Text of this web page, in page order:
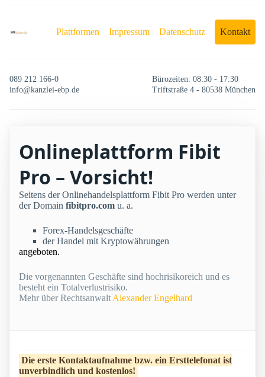
Plattformen Impressum Datenschutz Kontakt
089 212 166-0
info@kanzlei-ebp.de
Bürozeiten: 08:30 - 17:30
Triftstraße 4 - 80538 München
Onlineplattform Fibit
Pro – Vorsicht!
Seitens der Onlinehandelsplattform Fibit Pro werden unter
der Domain fibitpro.com u. a.
Forex-Handelsgeschäfte
der Handel mit Kryptowährungen
angeboten.
Die vorgenannten Geschäfte sind hochrisikoreich und es
besteht ein Totalverlustrisiko.
Mehr über Rechtsanwalt Alexander Engelhard
Die erste Kontaktaufnahme bzw. ein Ersttelefonat ist
unverbindlich und kostenlos!